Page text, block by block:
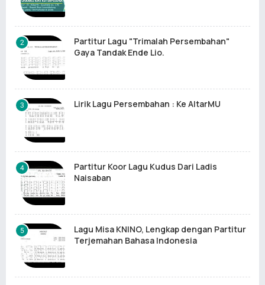
Partitur Lagu "Trimalah Persembahan"
Gaya Tandak Ende Lio.
Lirik Lagu Persembahan : Ke AltarMU
Partitur Koor Lagu Kudus Dari Ladis
Naisaban
Lagu Misa KNINO, Lengkap dengan Partitur
Terjemahan Bahasa Indonesia